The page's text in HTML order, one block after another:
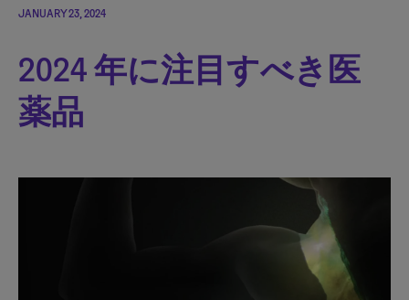
JANUARY 23, 2024
2024 年に注目すべき医
薬品